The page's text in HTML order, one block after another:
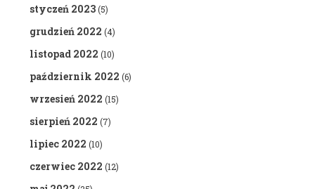
styczeń 2023(5)
grudzień 2022 (4)
listopad 2022 (10)
październik 2022 (6)
wrzesień 2022 (15)
sierpień 2022 (7)
lipiec 2022 (10)
czerwiec 2022 (12)